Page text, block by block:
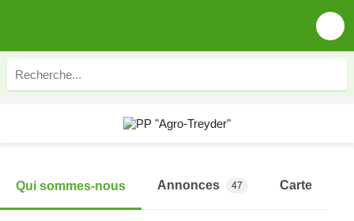
Qui sommes-nous Annonces 47 Carte